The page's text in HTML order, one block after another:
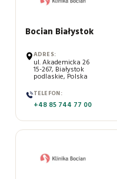
LECZENIA
NIEPŁODNOŚCI
Bocian Białystok
ADRES:
ul. Akademicka 26
15-267, Białystok
podlaskie, Polska
TELEFON:
+48 85 744 77 00